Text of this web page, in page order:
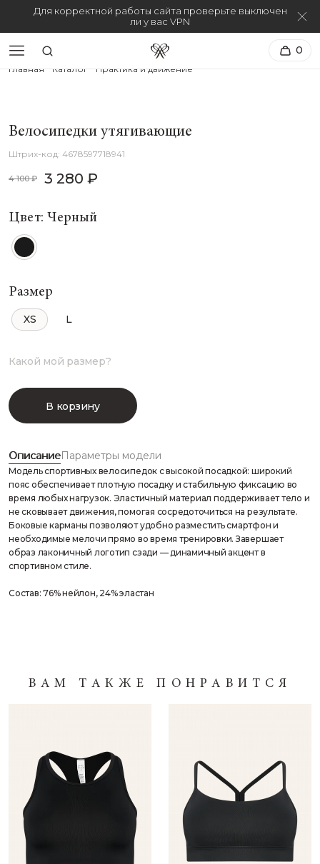
Для корректной работы сайта проверьте выключен
ли у вас VPN
0
Главная Каталог Практика и движение
Велосипедки утягивающие
4678597718941
4 100 ₽ 3 280 ₽
Цвет: Черный
Размер
XS L
Какой мой размер?
В корзину
Описание
Модель спортивных велосипедок с высокой посадкой: широкий
пояс обеспечивает плотную посадку и стабильную фиксацию во
время любых нагрузок. Эластичный материал поддерживает тело и
не сковывает движения, помогая сосредоточиться на результате.
Боковые карманы позволяют удобно разместить смартфон и
необходимые мелочи прямо во время тренировки. Завершает
образ лаконичный логотип сзади — динамичный акцент в
спортивном стиле.
Состав: 76% нейлон, 24% эластан
Параметры модели
ВАМ ТАКЖЕ ПОНРАВИТСЯ